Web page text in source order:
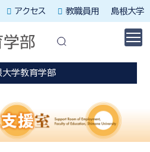
アクセス 教職員用 島根大学
大学教育学部
こちらを確認してください。
らを確認してください。